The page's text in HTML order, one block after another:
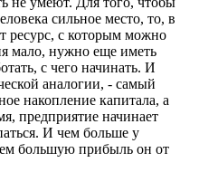
сильное место, то, в
ресурс, с которым можно
мало, нужно еще иметь
с чего начинать. И
аналогии, - самый
накопление капитала, а
предприятие начинает
И чем больше у
большую прибыль он от